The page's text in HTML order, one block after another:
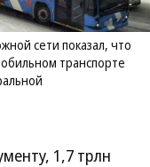
сети показал, что
транспорте
1,7 трлн